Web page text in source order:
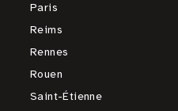
Paris
Reims
Rennes
Rouen
Saint-Étienne